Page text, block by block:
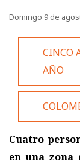
Domingo 9 de
CINCO
AÑO
Cuatro
en una zona